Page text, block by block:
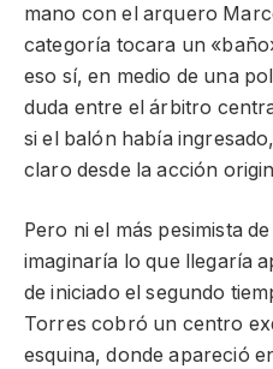
mano con el arquero
categoría tocara un
eso sí, en medio de una
duda entre el árbitro
si el balón había
claro desde la acción
Pero ni el más pesimista
imaginaría lo que llegaría
de iniciado el segundo
Torres cobró un centro
esquina, donde apareció